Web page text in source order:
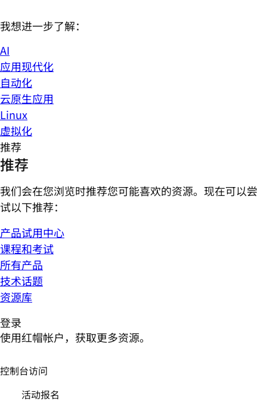
我想进一步了解：
AI
应用现代化
自动化
云原生应用
Linux
虚拟化
推荐
推荐
我们会在您浏览时推荐您可能喜欢的资源。现在可以尝
试以下推荐：
产品试用中心
课程和考试
所有产品
技术话题
资源库
登录
使用红帽帐户，获取更多资源。
控制台访问
活动报名